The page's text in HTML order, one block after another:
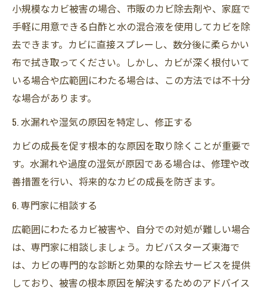
小規模なカビ被害の場合、市販のカビ除去剤や、家庭で
手軽に用意できる白酢と水の混合液を使用してカビを除
去できます。カビに直接スプレーし、数分後に柔らかい
布で拭き取ってください。しかし、カビが深く根付いて
いる場合や広範囲にわたる場合は、この方法では不十分
な場合があります。
5. 水漏れや湿気の原因を特定し、修正する
カビの成長を促す根本的な原因を取り除くことが重要で
す。水漏れや過度の湿気が原因である場合は、修理や改
善措置を行い、将来的なカビの成長を防ぎます。
6. 専門家に相談する
広範囲にわたるカビ被害や、自分での対処が難しい場合
は、専門家に相談しましょう。カビバスターズ東海で
は、カビの専門的な診断と効果的な除去サービスを提供
しており、被害の根本原因を解決するためのアドバイス